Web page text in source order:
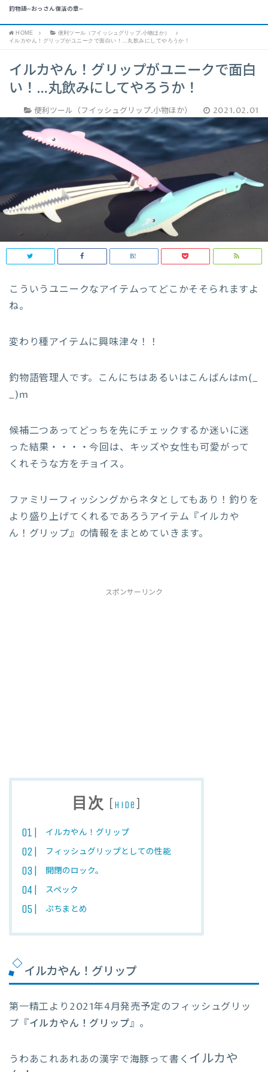
釣物語~おっさん復活の章~
HOME
便利ツール（フイッシュグリップ.小物ほか）
イルカやん！グリップがユニークで面白い！…丸飲みにしてやろうか！
イルカやん！グリップがユニークで面白
い！…丸飲みにしてやろうか！
便利ツール（フイッシュグリップ.小物ほか） 2021.02.01
こういうユニークなアイテムってどこかそそられますよ
ね。
変わり種アイテムに興味津々！！
釣物語管理人です。こんにちはあるいはこんばんはm(_
_)m
候補二つあってどっちを先にチェックするか迷いに迷
った結果・・・・今回は、キッズや女性も可愛がって
くれそうな方をチョイス。
ファミリーフィッシングからネタとしてもあり！釣りを
より盛り上げてくれるであろうアイテム『イルカや
ん！グリップ』の情報をまとめていきます。
スポンサーリンク
目次 [ hide ]
イルカやん！グリップ
フィッシュグリップとしての性能
開閉のロック。
スペック
ぷちまとめ
イルカやん！グリップ
第一精工より2021年4月発売予定のフィッシュグリッ
プ『イルカやん！グリップ』。
うわあこれあれあの漢字で海豚って書く イルカや